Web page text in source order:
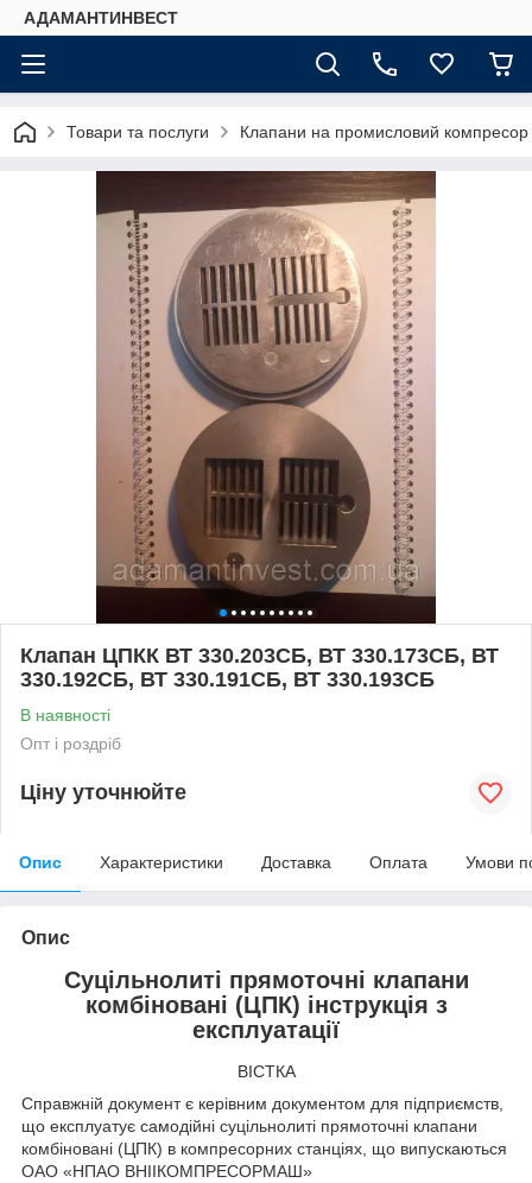
АДАМАНТИНВЕСТ
Товари та послуги Клапани на промисловий компресор
Клапан ЦПКК ВТ 330.203СБ, ВТ 330.173СБ, ВТ
330.192СБ, ВТ 330.191СБ, ВТ 330.193СБ
В наявності
Опт і роздріб
Ціну уточнюйте
Опис Характеристики Доставка Оплата Умови
Опис
Суцільнолиті прямоточні клапани
комбіновані (ЦПК) інструкція з
експлуатації
ВІСТКА
Справжній документ є керівним документом для підприємств,
що експлуатує самодійні суцільнолиті прямоточні клапани
комбіновані (ЦПК) в компресорних станціях, що випускаються
ОАО «НПАО ВНІІКОМПРЕСОРМАШ»